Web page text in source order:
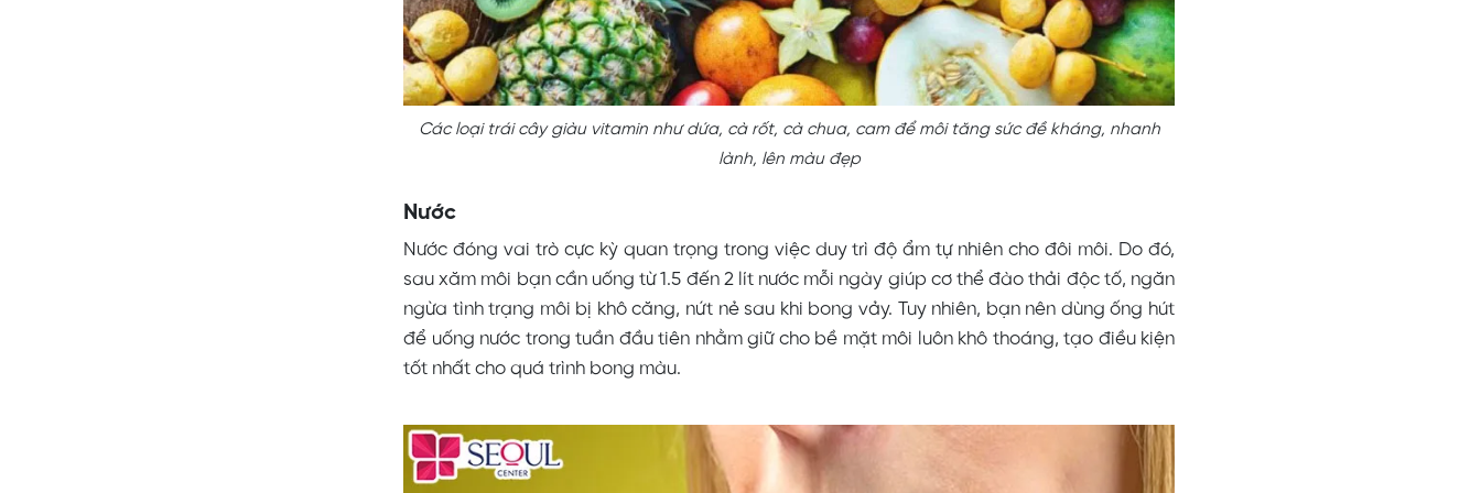
Các loại trái cây giàu vitamin như dứa, cà rốt, cà chua, cam để môi tăng sức đề kháng, nhanh
lành, lên màu đẹp
Nước
Nước đóng vai trò cực kỳ quan trọng trong việc duy trì độ ẩm tự nhiên cho đôi môi. Do đó,
sau xăm môi bạn cần uống từ 1.5 đến 2 lít nước mỗi ngày giúp cơ thể đào thải độc tố, ngăn
ngừa tình trạng môi bị khô căng, nứt nẻ sau khi bong vảy. Tuy nhiên, bạn nên dùng ống hút
để uống nước trong tuần đầu tiên nhằm giữ cho bề mặt môi luôn khô thoáng, tạo điều kiện
tốt nhất cho quá trình bong màu.